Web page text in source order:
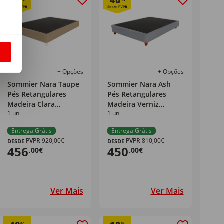
+ Opções
Sommier Nara Taupe
Pés Retangulares
Madeira Clara
Dreamura
1 un
Entrega Grátis
DESDE PVPR920,00€
456,00€
Ver Mais
+ Opções
Sommier Nara Ash
Pés Retangulares
Madeira Verniz
Dreamura
1 un
Entrega Grátis
DESDE PVPR810,00€
450,00€
Ver Mais